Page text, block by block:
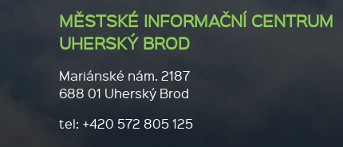
MĚSTSKÉ INFORMAČNÍ CENTRUM
UHERSKÝ BROD
Mariánské nám. 2187
688 01 Uherský Brod
tel: +420 572 805 125